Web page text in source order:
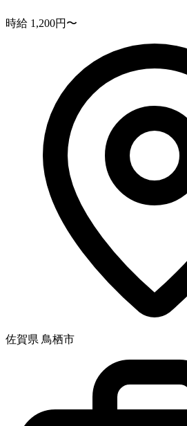
時給 1,200円〜
佐賀県 鳥栖市